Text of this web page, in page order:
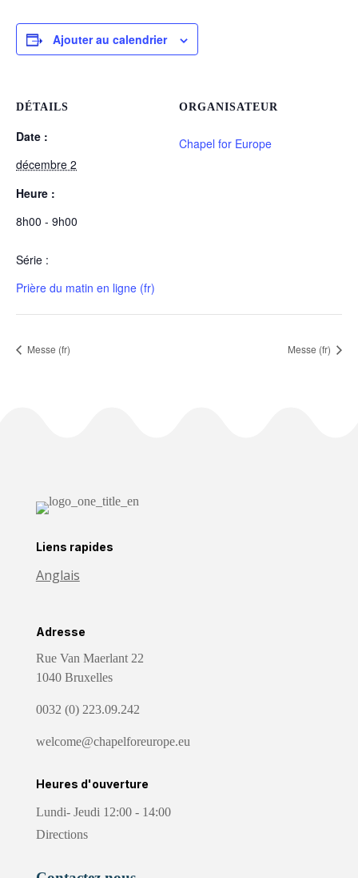
Ajouter au calendrier
DÉTAILS
Date :
décembre 2
Heure :
8h00 - 9h00
Série :
Prière du matin en ligne (fr)
ORGANISATEUR
Chapel for Europe
Messe (fr) Messe (fr)
Liens rapides
Anglais
Adresse
Rue Van Maerlant 22
1040 Bruxelles
0032 (0) 223.09.242
welcome@chapelforeurope.eu
Heures d'ouverture
Lundi- Jeudi 12:00 - 14:00
Directions